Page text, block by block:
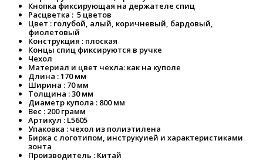
Кнопка фиксирующая на держателе спиц
Расцветка : 5 цветов
Цвет : голубой, алый, коричневый, бардовый,
фиолетовый
Конструкция : плоская
Концы спиц фиксируются в ручке
Чехол
Материал и цвет чехла: как на куполе
Длина : 170 мм
Ширина : 70 мм
Толщина : 30 мм
Диаметр купола : 800 мм
Вес : 200 грамм
Артикул : L5605
Упаковка : чехол из полиэтилена
Бирка с логотипом, инструкуией и характеристиками
зонта
Производитель : Китай